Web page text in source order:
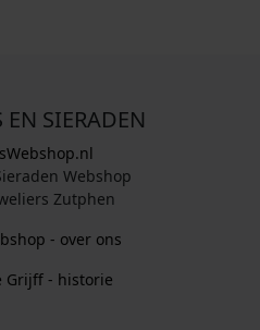
EN SIERADEN
Webshop
Zutphen
- over ons
Grijff - historie